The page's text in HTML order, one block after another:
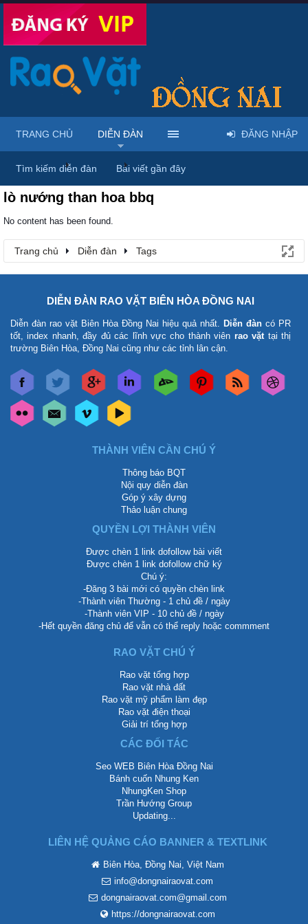
Trang chủ Diễn đàn Tags
lò nướng than hoa bbq
No content has been found.
Trang chủ Diễn đàn Tags
TRANG CHỦ DIỄN ĐÀN
Tìm kiếm diễn đàn Bài viết gần đây
ĐĂNG NHẬP
DIỄN ĐÀN RAO VẶT BIÊN HÒA ĐỒNG NAI
Diễn đàn rao vặt Biên Hòa Đồng Nai hiệu quả nhất. Diễn đàn có PR
tốt, index nhanh, đầy đủ các lĩnh vực cho thành viên rao vặttại thị
trường Biên Hòa, Đồng Nai cũng như các tỉnh lân cận.
THÀNH VIÊN CẦN CHÚ Ý
Thông báo BQT
Nội quy diễn đàn
Góp ý xây dựng
Thảo luận chung
QUYỀN LỢI THÀNH VIÊN
Được chèn 1 link dofollow bài viết
Được chèn 1 link dofollow chữ ký
Chú ý:
-Đăng 3 bài mới có quyền chèn link
-Thành viên Thường - 1 chủ đề / ngày
-Thành viên VIP - 10 chủ đề / ngày
-Hết quyền đăng chủ để vẫn có thể reply hoặc commment
RAO VẶT CHÚ Ý
Rao vặt tổng hợp
Rao vặt nhà đất
Rao vặt mỹ phẩm làm đẹp
Rao vặt điện thoại
Giải trí tổng hợp
CÁC ĐỐI TÁC
Seo WEB Biên Hòa Đồng Nai
Bánh cuốn Nhung Ken
NhungKen Shop
Trần Hướng Group
Updating...
LIÊN HỆ QUẢNG CÁO BANNER & TEXTLINK
Biên Hòa, Đồng Nai, Việt Nam
info@dongnairaovat.com
dongnairaovat.com@gmail.com
https://dongnairaovat.com